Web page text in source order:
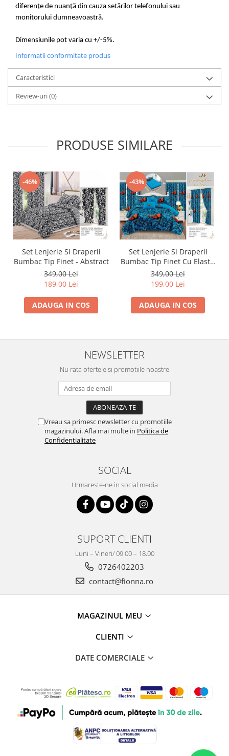
diferențe de nuanță din cauza setărilor telefonului sau
monitorului dumneavoastră.
Dimensiunile pot varia cu +/-5%.
Informatii conformitate produs
Caracteristici
Review-uri(0)
PRODUSE SIMILARE
-46%
Set Lenjerie Si Draperii
Bumbac Tip Finet - Abstract
349,00 Lei
189,00 Lei
ADAUGA IN COS
-43%
Set Lenjerie Si Draperii
Bumbac Tip Finet Cu Elastic
- Dansul Fluturilor
349,00 Lei
199,00 Lei
ADAUGA IN COS
NEWSLETTER
Nu rata ofertele si promotiile noastre
Vreau sa primesc newsletter cu promotiile
magazinului. Afla mai multe in Politica de
Confidentialitate
SOCIAL
Urmareste-ne in social media
SUPORT CLIENTI
Luni – Vineri/ 09.00 – 18.00
0726402203
contact@fionna.ro
MAGAZINUL MEU
CLIENTI
DATE COMERCIALE